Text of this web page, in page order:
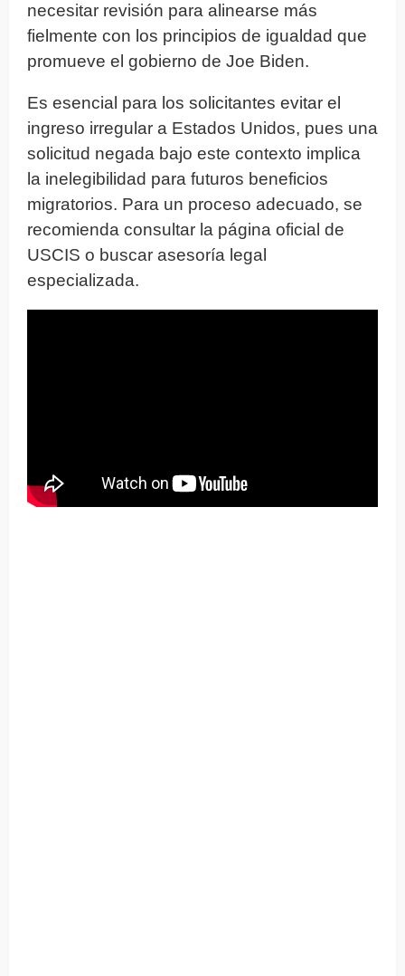
necesitar revisión para alinearse más
fielmente con los principios de igualdad que
promueve el gobierno de Joe Biden.
Es esencial para los solicitantes evitar el
ingreso irregular a Estados Unidos, pues una
solicitud negada bajo este contexto implica
la inelegibilidad para futuros beneficios
migratorios. Para un proceso adecuado, se
recomienda consultar la página oficial de
USCIS o buscar asesoría legal
especializada.